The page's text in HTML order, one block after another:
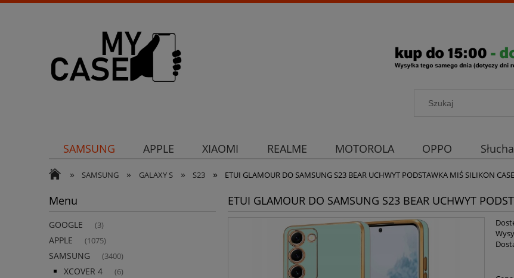
SAMSUNG APPLE XIAOMI REALME MOTOROLA OPPO
Uchwyty
Ochrona aparatu Ochrona aparatu Strona główna
» SAMSUNG » GALAXY S » S23 » ETUI GLAMOUR DO SAMSUNG S23 BEAR UCHWYT PODSTAWKA MIŚ SILIKON
Menu
GOOGLE (3)
APPLE (1075)
SAMSUNG (3400)
XCOVER 4 (6)
ETUI GLAMOUR DO SAMSUNG S23 BEAR UCHWYT